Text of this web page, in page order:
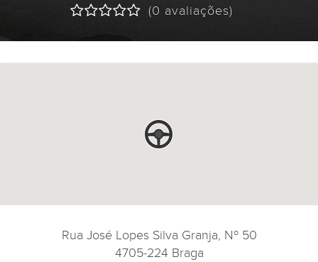
(0 avaliações)
Rua José Lopes Silva Granja, Nº 50
4705-224 Braga